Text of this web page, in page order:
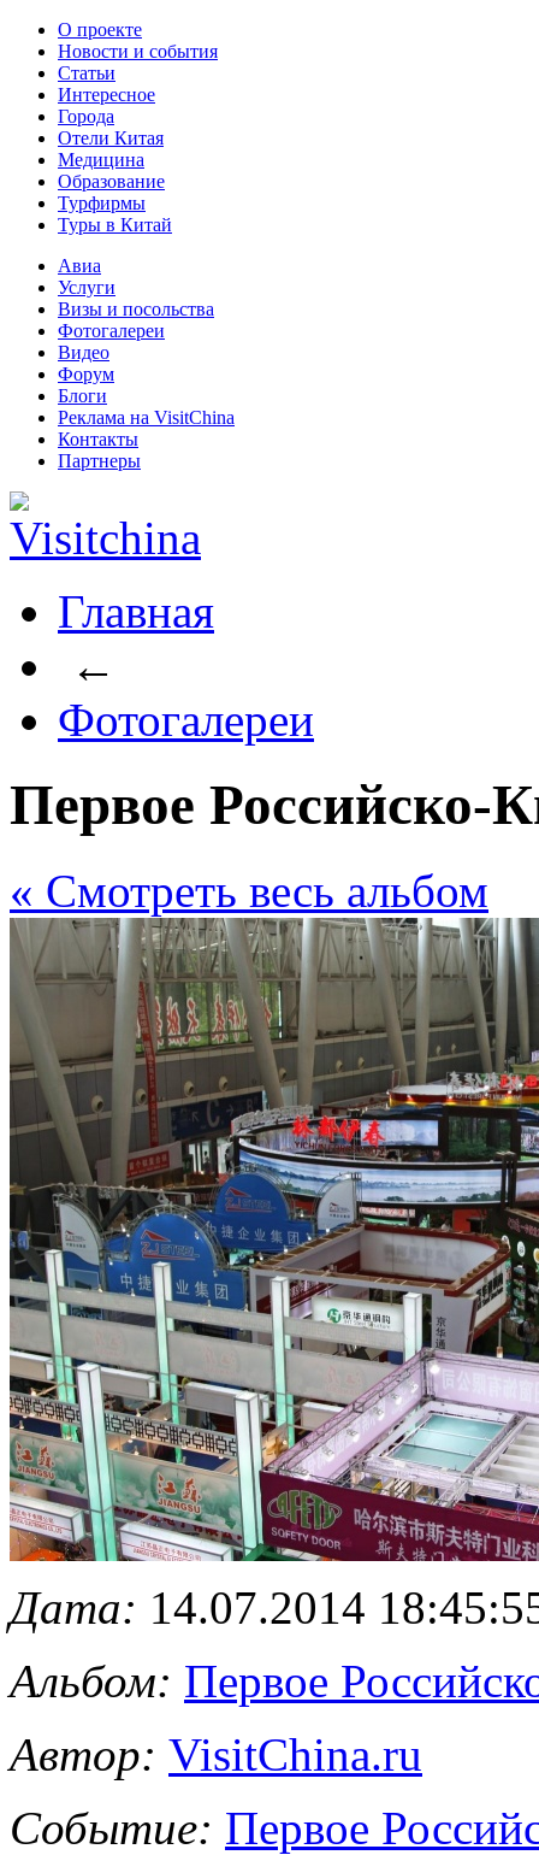
О проекте
Новости и события
Статьи
Интересное
Города
Отели Китая
Медицина
Образование
Турфирмы
Туры в Китай
Авиа
Услуги
Визы и посольства
Фотогалереи
Видео
Форум
Блоги
Реклама на VisitChina
Контакты
Партнеры
Главная
←
Фотогалереи
Первое
« Cмотреть весь альбом
Дата: 14.07.2014
Альбом: Первое
Автор: VisitChina.ru
Событие: Первое